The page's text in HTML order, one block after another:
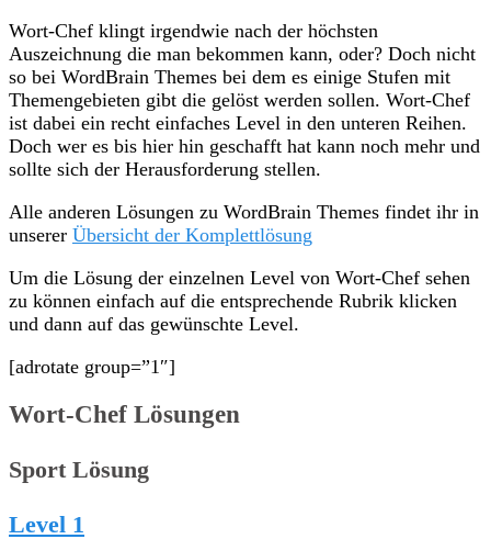
Wort-Chef klingt irgendwie nach der höchsten
Auszeichnung die man bekommen kann, oder? Doch nicht
so bei WordBrain Themes bei dem es einige Stufen mit
Themengebieten gibt die gelöst werden sollen. Wort-Chef
ist dabei ein recht einfaches Level in den unteren Reihen.
Doch wer es bis hier hin geschafft hat kann noch mehr und
sollte sich der Herausforderung stellen.
Alle anderen Lösungen zu WordBrain Themes findet ihr in
unserer Übersicht der Komplettlösung
Um die Lösung der einzelnen Level von Wort-Chef sehen
zu können einfach auf die entsprechende Rubrik klicken
und dann auf das gewünschte Level.
[adrotate group=”1″]
Wort-Chef Lösungen
Sport Lösung
Level 1